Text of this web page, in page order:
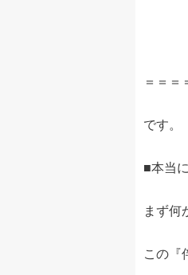
＝＝＝
です。
■本当
まず何
この『